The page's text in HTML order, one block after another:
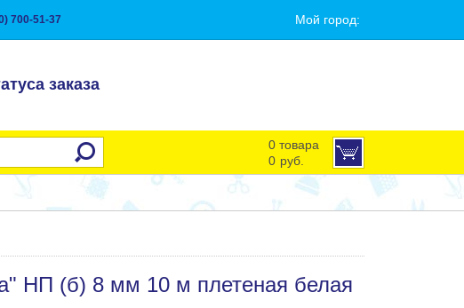
700-51-37 Мой город:
заказа
0 товара
0 руб.
НП (б) 8 мм 10 м плетеная белая